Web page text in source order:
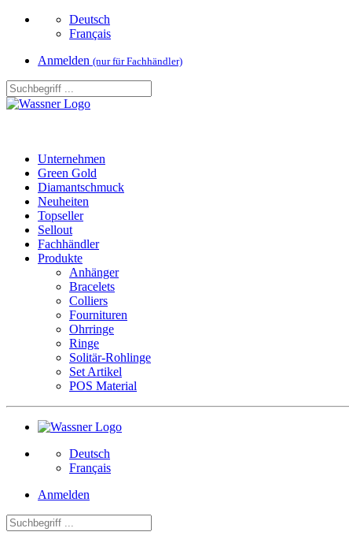
Deutsch
Français
Anmelden (nur für Fachhändler)
Unternehmen
Green Gold
Diamantschmuck
Neuheiten
Topseller
Sellout
Fachhändler
Produkte
Anhänger
Bracelets
Colliers
Fournituren
Ohrringe
Ringe
Solitär-Rohlinge
Set Artikel
POS Material
Deutsch
Français
Anmelden